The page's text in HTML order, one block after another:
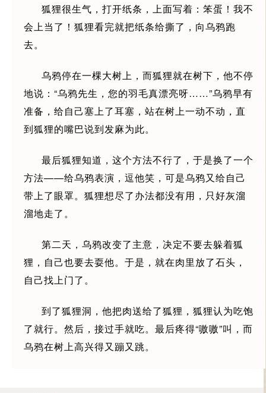
狐狸很生气，打开纸条，上面写着：笨蛋！我不
会上当了！狐狸看完就把纸条给撕了，向乌鸦跑
去。
乌鸦停在一棵大树上，而狐狸就在树下，他不停
地说：“乌鸦先生，您的羽毛真漂亮呀……”乌鸦早有
准备，给自己塞上了耳塞，站在树上一动不动，直
到狐狸的嘴巴说到发麻为此。
最后狐狸知道，这个方法不行了，于是换了一个
方法——给乌鸦表演，逗他笑，可是乌鸦又给自己
带上了眼罩。狐狸想尽了办法都没有用，只好灰溜
溜地走了。
第二天，乌鸦改变了主意，决定不要去躲着狐
狸，自己也要去耍他。于是，就在肉里放了石头，
自己找上门了。
到了狐狸洞，他把肉送给了狐狸，狐狸认为吃饱
了就行。然后，接过手就吃。最后疼得“嗷嗷”叫，而
乌鸦在树上高兴得又蹦又跳。